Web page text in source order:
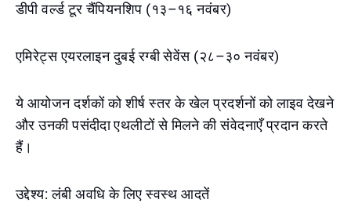
डीपी वर्ल्ड टूर चैंपियनशिप (१३–१६ नवंबर)
एमिरेट्स एयरलाइन दुबई रग्बी सेवेंस (२८–३० नवंबर)
ये आयोजन दर्शकों को शीर्ष स्तर के खेल प्रदर्शनों को लाइव देखने
और उनकी पसंदीदा एथलीटों से मिलने की संवेदनाएँ प्रदान करते
हैं।
उद्देश्य: लंबी अवधि के लिए स्वस्थ आदतें